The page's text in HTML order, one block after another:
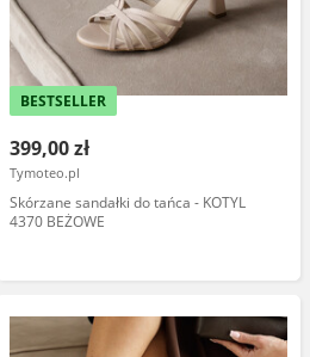
BESTSELLER
399,00 zł
Tymoteo.pl
Skórzane sandałki do tańca - KOTYL
4370 BEŻOWE